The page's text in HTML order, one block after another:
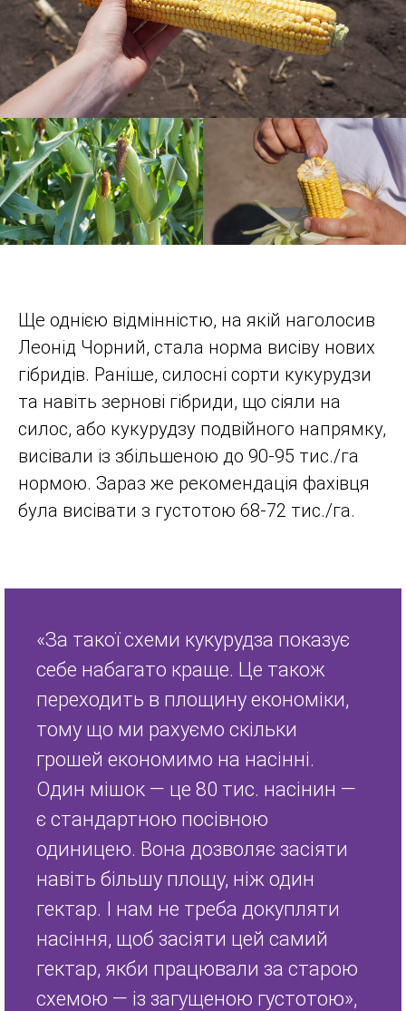
Ще однією відмінністю, на якій наголосив
Леонід Чорний, стала норма висіву нових
гібридів. Раніше, силосні сорти кукурудзи
та навіть зернові гібриди, що сіяли на
силос, або кукурудзу подвійного напрямку,
висівали із збільшеною до 90-95 тис./га
нормою. Зараз же рекомендація фахівця
була висівати з густотою 68-72 тис./га.
«За такої схеми кукурудза показує
себе набагато краще. Це також
переходить в площину економіки,
тому що ми рахуємо скільки
грошей економимо на насінні.
Один мішок — це 80 тис. насінин —
є стандартною посівною
одиницею. Вона дозволяє засіяти
навіть більшу площу, ніж один
гектар. І нам не треба докупляти
насіння, щоб засіяти цей самий
гектар, якби працювали за старою
схемою — із загущеною густотою»,